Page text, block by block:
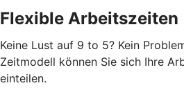
Flexible Arbeitszeiten
Keine Lust auf 9 to 5? Kein
Zeitmodell können Sie sich Ihre
einteilen.